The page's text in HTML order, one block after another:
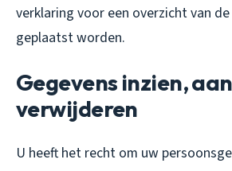
verklaring voor een overzicht van
geplaatst worden.
Gegevens inzien,
verwijderen
U heeft het recht om uw